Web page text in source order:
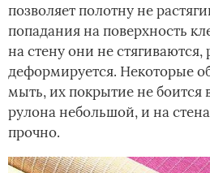
позволяет полотну не
попадания на поверхность
на стену они не стягиваются,
деформируется. Некоторые
мыть, их покрытие не боится
рулона небольшой, и на
прочно.